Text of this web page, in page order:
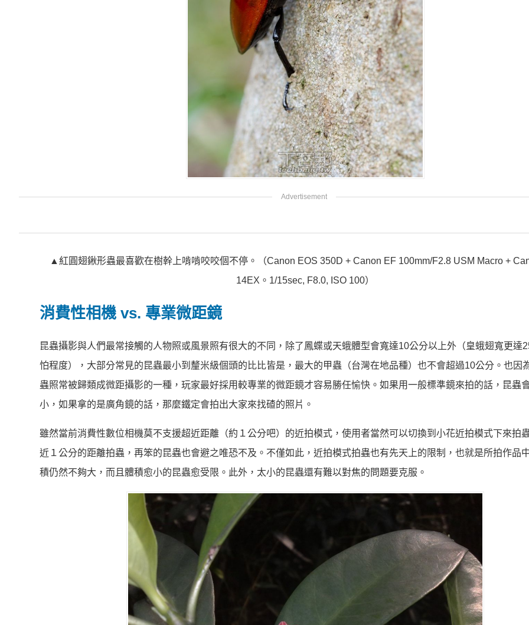
▲紅圓翅鍬形蟲最喜歡在樹幹上啃啃咬咬個不停。（Canon EOS 350D + Canon EF 100mm/F2.8 USM Macro +
14EX。1/15sec, F8.0, ISO 100）
消費性相機 vs. 專業微距鏡
昆蟲攝影與人們最常接觸的人物照或風景照有很大的不同，除了鳳蝶或天蛾體型會寬達10公分以上外（皇蛾翅寬更達
怕程度），大部分常見的昆蟲最小到釐米級個頭的比比皆是，最大的甲蟲（台灣在地品種）也不會超過10公分。也因
蟲照常被歸類成微距攝影的一種，玩家最好採用較專業的微距鏡才容易勝任愉快。如果用一般標準鏡來拍的話，昆蟲
小，如果拿的是廣角鏡的話，那麼鐵定會拍出大家來找碴的照片。
雖然當前消費性數位相機莫不支援超近距離（約１公分吧）的近拍模式，使用者當然可以切換到小花近拍模式下來拍
近１公分的距離拍蟲，再笨的昆蟲也會避之唯恐不及。不僅如此，近拍模式拍蟲也有先天上的限制，也就是所拍作品
積仍然不夠大，而且體積愈小的昆蟲愈受限。此外，太小的昆蟲還有難以對焦的問題要克服。